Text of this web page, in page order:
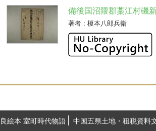
備後国沼隈郡藁江村磯
著者 : 榎本八郎兵衛
絵本 室町時代物語
中国五県土地・租税資料